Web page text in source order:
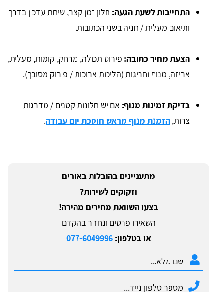
התחייבות לשעת הגעה: חלון זמן קצר, שיחת עדכון בדרך
ותיאום מעלית / חניה בשני הכתובות.
הצעת מחיר כתובה: פירוט תכולה, מרחק, קומות, מעלית,
אריזה, מנוף וחריגות (הליכות ארוכות / פירוק מסובך).
בדיקת זמינות מנוף: אם יש חלונות קטנים / מדרגות
צרות, הזמנת מנוף מראש חוסכת יום עבודה.
מתעניינים בהובלות באורים
וזקוקים לשירות?
בצעו השוואת מחירים מהירה!
השאירו פרטים ונחזור בהקדם
או בטלפון:077-6049996